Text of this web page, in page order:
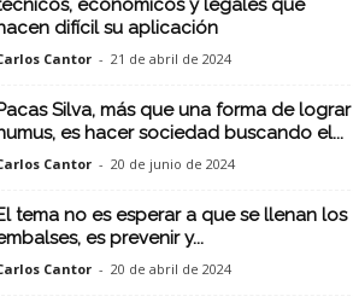
económicos y legales que
difícil su aplicación
Cantor - 21 de abril de 2024
Silva, más que una forma de lograr
es hacer sociedad buscando el...
Cantor - 20 de junio de 2024
tema no es esperar a que se llenan los
es prevenir y...
Cantor - 20 de abril de 2024